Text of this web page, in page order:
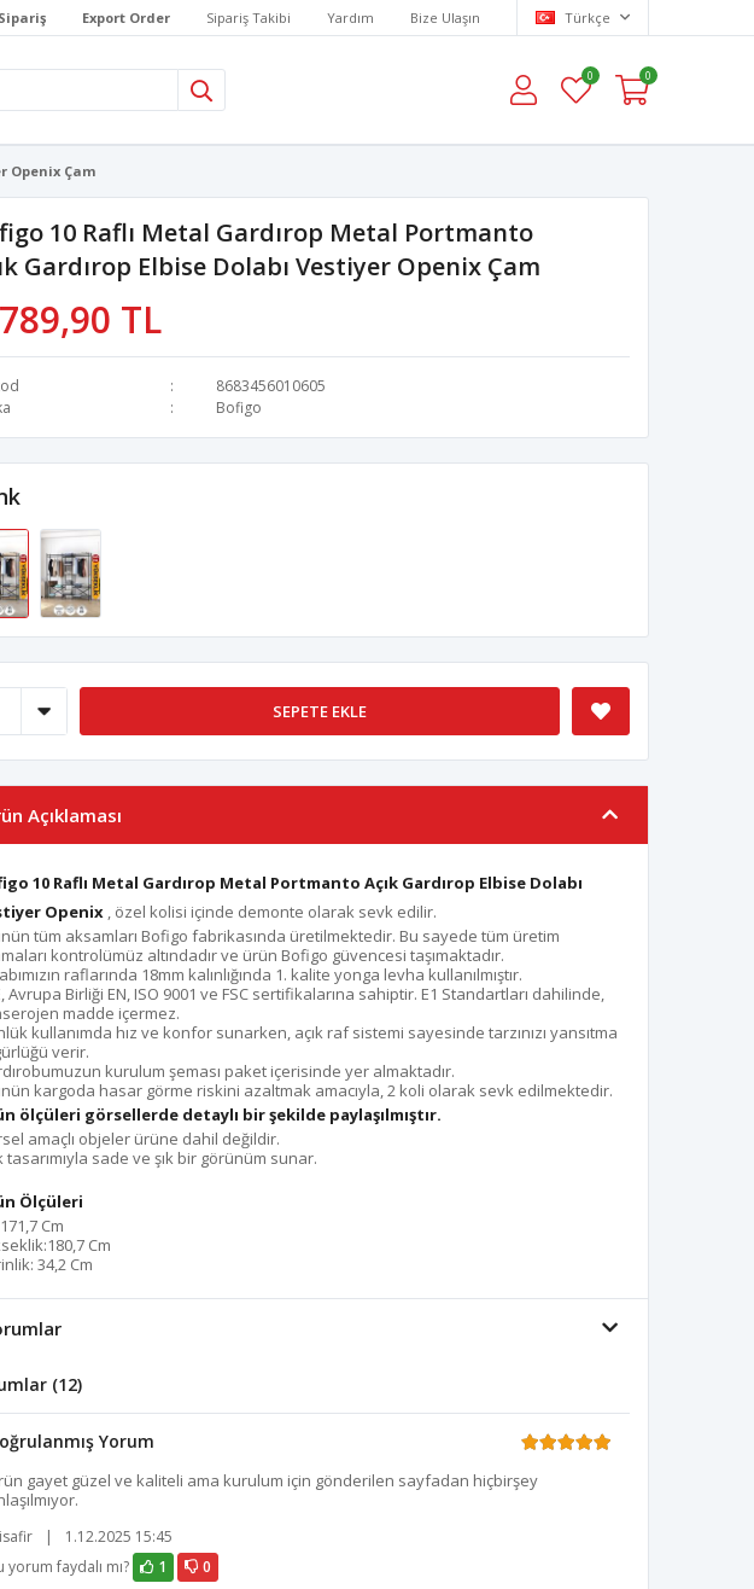
Export Order Sipariş Takibi Yardım Bize Ulaşın Türkçe
0 0
Openix Çam
10 Raflı Metal Gardırop Metal Portmanto
Gardırop Elbise Dolabı Vestiyer Openix Çam
TL
8683456010605
Bofigo
SEPETE EKLE
Açıklaması
10 Raflı Metal Gardırop Metal Portmanto Açık Gardırop Elbise Dolabı
Openix , özel kolisi içinde demonte olarak sevk edilir.
tüm aksamları Bofigo fabrikasında üretilmektedir. Bu sayede tüm üretim
kontrolümüz altındadır ve ürün Bofigo güvencesi taşımaktadır.
raflarında 18mm kalınlığında 1. kalite yonga levha kullanılmıştır.
Avrupa Birliği EN, ISO 9001 ve FSC sertifikalarına sahiptir. E1 Standartları dahilinde,
madde içermez.
kullanımda hız ve konfor sunarken, açık raf sistemi sayesinde tarzınızı yansıtma
verir.
kurulum şeması paket içerisinde yer almaktadır.
kargoda hasar görme riskini azaltmak amacıyla, 2 koli olarak sevk edilmektedir.
ölçüleri görsellerde detaylı bir şekilde paylaşılmıştır.
amaçlı objeler ürüne dahil değildir.
tasarımıyla sade ve şık bir görünüm sunar.
Ölçüleri
Cm
Cm
34,2 Cm
(12)
Yorum
gayet güzel ve kaliteli ama kurulum için gönderilen sayfadan hiçbirşey
|
1.12.2025 15:45
yorum faydalı mı?
1 0